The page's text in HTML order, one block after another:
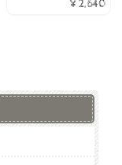
¥2,640